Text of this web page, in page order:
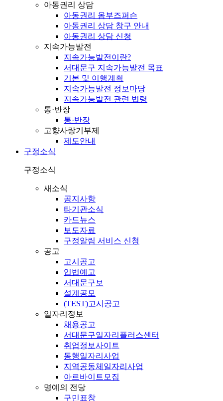
아동권리 상담
아동권리 옴부즈퍼슨
아동권리 상담 창구 안내
아동권리 상담 신청
지속가능발전
지속가능발전이란?
서대문구 지속가능발전 목표
기본 및 이행계획
지속가능발전 정보마당
지속가능발전 관련 법령
통·반장
통·반장
고향사랑기부제
제도안내
구정소식
구정소식
새소식
공지사항
타기관소식
카드뉴스
보도자료
구정알림 서비스 신청
공고
고시공고
입법예고
서대문구보
설계공모
(TEST)고시공고
일자리정보
채용공고
서대문구일자리플러스센터
취업정보사이트
동행일자리사업
지역공동체일자리사업
아르바이트모집
명예의 전당
구민표창